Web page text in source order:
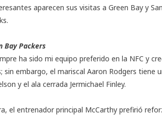
aparecen sus visitas a Green Bay y
Bay Packers
ha sido mi equipo preferido en la NFC y
sin embargo, el mariscal Aaron Rodgers tiene
y el ala cerrada Jermichael Finley.
el entrenador principal McCarthy prefirió